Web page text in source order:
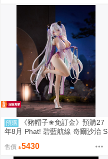
預購
《豬帽子✬免訂金》預購27
年8月 Phat! 碧藍航線 奇爾沙治 S
售價 5430